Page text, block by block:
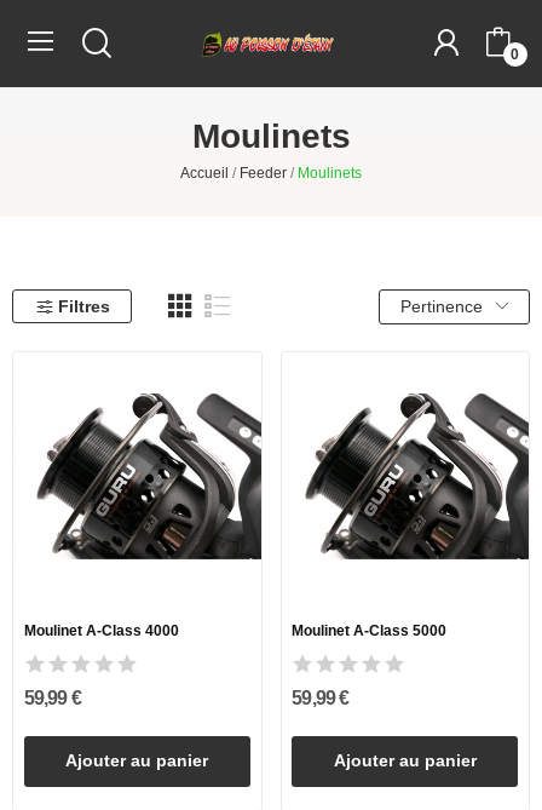
0
Moulinets
Accueil Feeder Moulinets
Filtres Pertinence
Moulinet A-Class 4000
59,99 €
Ajouter au panier
Moulinet A-Class 5000
59,99 €
Ajouter au panier